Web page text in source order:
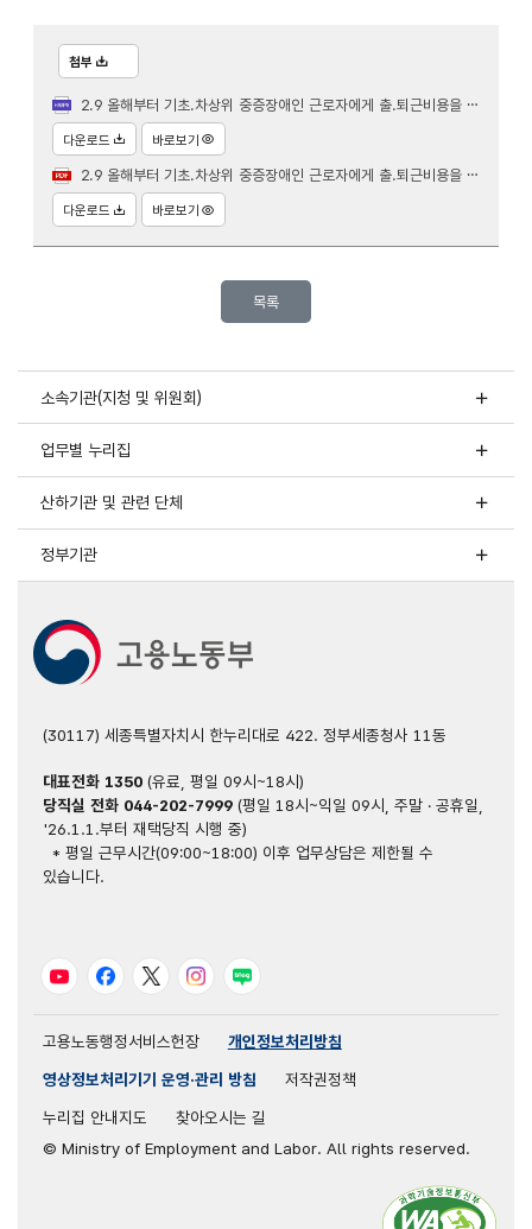
첨부
2.9 올해부터 기초.차상위 중증장애인 근로자에게 출.퇴근비용을 지원합니다(장애인고용과).hwpx
다운로드 바로보기
2.9 올해부터 기초.차상위 중증장애인 근로자에게 출.퇴근비용을 지원합니다(장애인고용과).pdf
다운로드 바로보기
목록
소속기관(지청 및 위원회)
업무별 누리집
산하기관 및 관련 단체
정부기관
(30117) 세종특별자치시 한누리대로 422. 정부세종청사 11동
대표전화 1350(유료, 평일 09시~18시)
당직실 전화 044-202-7999(평일 18시~익일 09시, 주말 · 공휴일,
'26.1.1.부터 재택당직 시행 중)
* 평일 근무시간(09:00~18:00) 이후 업무상담은 제한될 수
있습니다.
유튜브 페이스북트위터 인스타그램
블로그
고용노동행정서비스헌장
개인정보처리방침
영상정보처리기기 운영·관리 방침
저작권정책
누리집 안내지도
찾아오시는 길
© Ministry of Employment and Labor. All rights reserved.